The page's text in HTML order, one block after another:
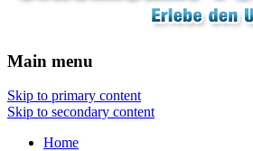
Main menu
Skip to primary content
Skip to secondary content
Home